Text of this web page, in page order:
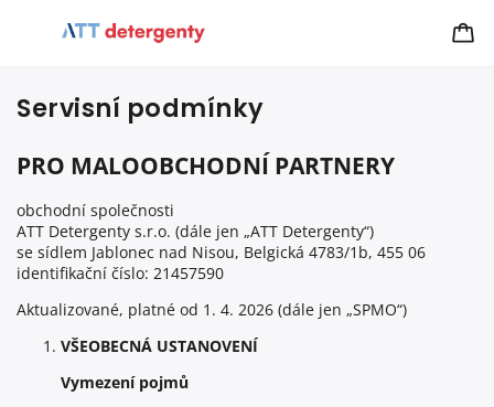
Servisní podmínky
PRO MALOOBCHODNÍ PARTNERY
obchodní společnosti
ATT Detergenty s.r.o. (dále jen „ATT Detergenty“)
se sídlem Jablonec nad Nisou, Belgická 4783/1b, 455 06
identifikační číslo: 21457590
Aktualizované, platné od 1. 4. 2026 (dále jen „SPMO“)
VŠEOBECNÁ USTANOVENÍ
Vymezení pojmů